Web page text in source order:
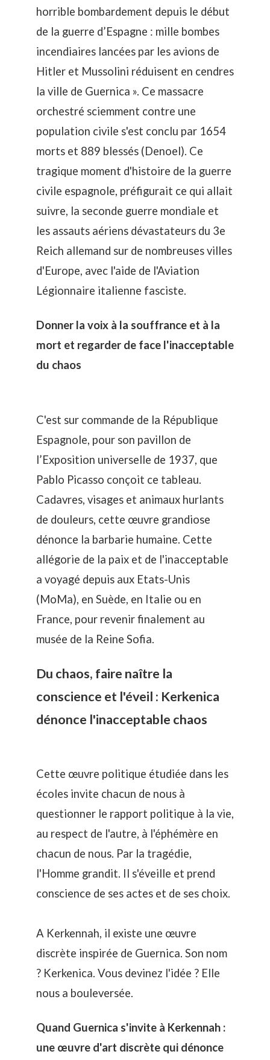
horrible bombardement depuis le début
de la guerre d’Espagne : mille bombes
incendiaires lancées par les avions de
Hitler et Mussolini réduisent en cendres
la ville de Guernica ». Ce massacre
orchestré sciemment contre une
population civile s'est conclu par 1654
morts et 889 blessés (Denoel). Ce
tragique moment d'histoire de la guerre
civile espagnole, préfigurait ce qui allait
suivre, la seconde guerre mondiale et
les assauts aériens dévastateurs du 3e
Reich allemand sur de nombreuses villes
d'Europe, avec l'aide de l'Aviation
Légionnaire italienne fasciste.
Donner la voix à la souffrance et à la
mort et regarder de face l'inacceptable
du chaos
C'est sur commande de la République
Espagnole, pour son pavillon de
l’Exposition universelle de 1937, que
Pablo Picasso conçoit ce tableau.
Cadavres, visages et animaux hurlants
de douleurs, cette œuvre grandiose
dénonce la barbarie humaine. Cette
allégorie de la paix et de l'inacceptable
a voyagé depuis aux Etats-Unis
(MoMa), en Suède, en Italie ou en
France, pour revenir finalement au
musée de la Reine Sofia.
Du chaos, faire naître la
conscience et l'éveil : Kerkenica
dénonce l'inacceptable chaos
Cette œuvre politique étudiée dans les
écoles invite chacun de nous à
questionner le rapport politique à la vie,
au respect de l'autre, à l'éphémère en
chacun de nous. Par la tragédie,
l'Homme grandit. Il s'éveille et prend
conscience de ses actes et de ses choix.
A Kerkennah, il existe une œuvre
discrète inspirée de Guernica. Son nom
? Kerkenica. Vous devinez l'idée ? Elle
nous a bouleversée.
Quand Guernica s'invite à Kerkennah :
une œuvre d'art discrète qui dénonce